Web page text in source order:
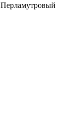
Перламутровый